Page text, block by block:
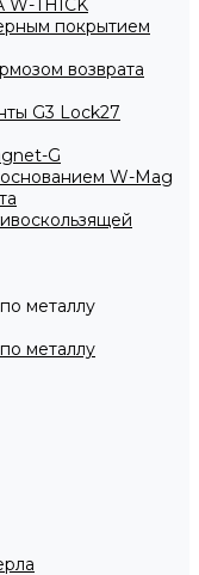
W-THICK
покрытием
возврата
G3 Lock27
G
W-Mag
металлу
металлу